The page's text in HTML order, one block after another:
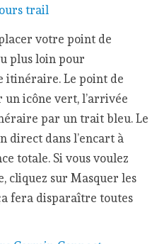
votre point de
plus loin pour
itinéraire. Le point de
icône vert, l’arrivée
par un trait bleu. Le
direct dans l’encart à
totale. Si vous voulez
cliquez sur Masquer les
fera disparaître toutes